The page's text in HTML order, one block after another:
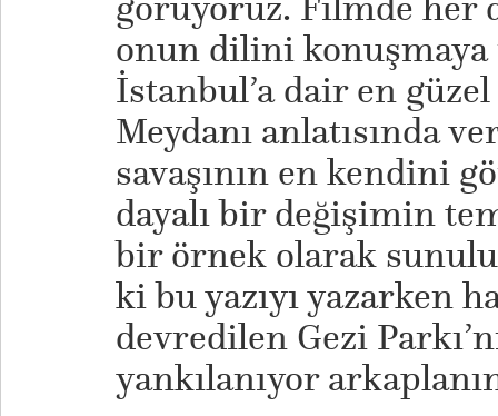
onun dilini konuşmaya
İstanbul’a dair en
Meydanı anlatısında
savaşının en kendini
dayalı bir değişimin
bir örnek olarak
ki bu yazıyı yazarken
devredilen Gezi
yankılanıyor